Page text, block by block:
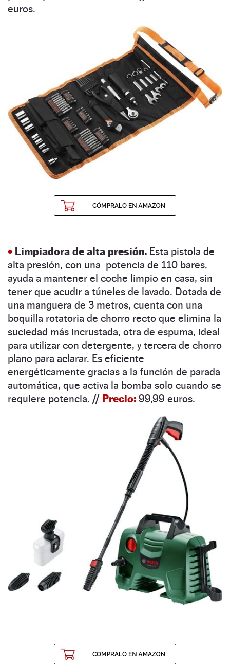
euros.
• Limpiadora de alta presión. Esta pistola de
alta presión, con una potencia de 110 bares,
ayuda a mantener el coche limpio en casa, sin
tener que acudir a túneles de lavado. Dotada de
una manguera de 3 metros, cuenta con una
boquilla rotatoria de chorro recto que elimina la
suciedad más incrustada, otra de espuma, ideal
para utilizar con detergente, y tercera de chorro
plano para aclarar. Es eficiente
energéticamente gracias a la función de parada
automática, que activa la bomba solo cuando se
requiere potencia. // Precio: 99,99 euros.